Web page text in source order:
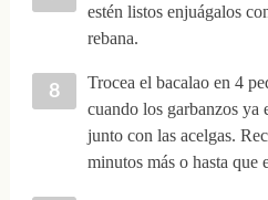
estén listos enjuágalos
rebana.
Trocea el bacalao en 4
cuando los garbanzos ya
junto con las acelgas.
minutos más o hasta que